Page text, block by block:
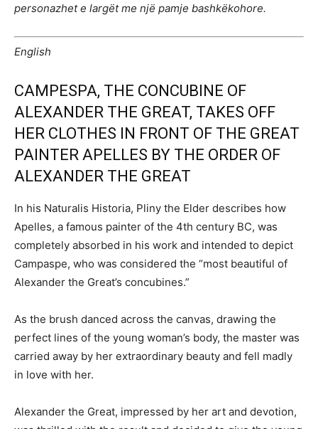
personazhet e largët me një pamje bashkëkohore.
English
CAMPESPA, THE CONCUBINE OF
ALEXANDER THE GREAT, TAKES OFF
HER CLOTHES IN FRONT OF THE GREAT
PAINTER APELLES BY THE ORDER OF
ALEXANDER THE GREAT
In his Naturalis Historia, Pliny the Elder describes how
Apelles, a famous painter of the 4th century BC, was
completely absorbed in his work and intended to depict
Campaspe, who was considered the “most beautiful of
Alexander the Great’s concubines.”
As the brush danced across the canvas, drawing the
perfect lines of the young woman’s body, the master was
carried away by her extraordinary beauty and fell madly
in love with her.
Alexander the Great, impressed by her art and devotion,